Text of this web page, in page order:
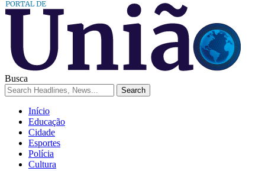
Busca
Início
Educação
Cidade
Esportes
Polícia
Cultura